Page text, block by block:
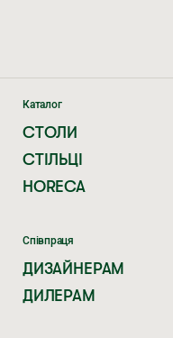
Каталог
СТОЛИ
СТІЛЬЦІ
HORECA
Співпраця
ДИЗАЙНЕРАМ
ДИЛЕРАМ